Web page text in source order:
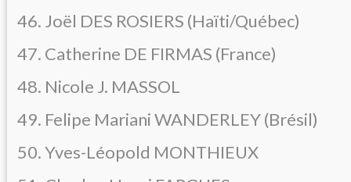
46. Joël DES ROSIERS (Haïti/Québec)
47. Catherine DE FIRMAS (France)
48. Nicole J. MASSOL
49. Felipe Mariani WANDERLEY (Brésil)
50. Yves-Léopold MONTHIEUX